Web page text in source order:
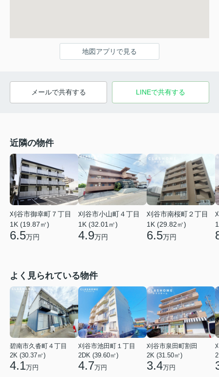
地図アプリで見る
メールで共有する LINEで共有する
近隣の物件
刈谷市御幸町７丁目
1K (19.87㎡)
6.5万円
刈谷市小山町４丁目
1K (32.01㎡)
4.9万円
刈谷市南桜町２丁目
1K (29.82㎡)
6.5万円
よく見られている物件
碧南市久沓町４丁目
2K (30.37㎡)
4.1万円
刈谷市池田町１丁目
2DK (39.60㎡)
4.7万円
刈谷市泉田町割田
2K (31.50㎡)
3.4万円